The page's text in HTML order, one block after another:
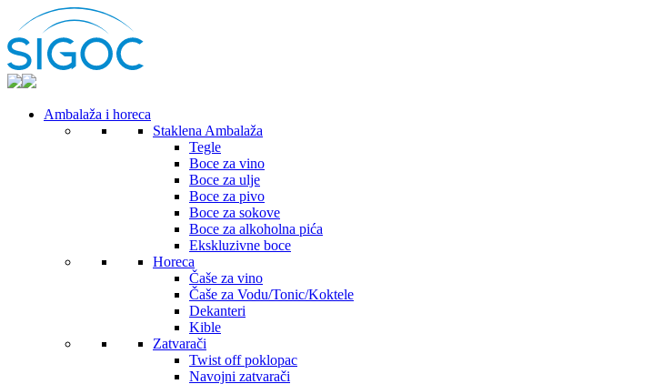
Ambalaža i horeca
Staklena Ambalaža
Tegle
Boce za vino
Boce za ulje
Boce za pivo
Boce za sokove
Boce za alkoholna pića
Ekskluzivne boce
Horeca
Čaše za vino
Čaše za Vodu/Tonic/Koktele
Dekanteri
Kible
Zatvarači
Twist off poklopac
Navojni zatvarači